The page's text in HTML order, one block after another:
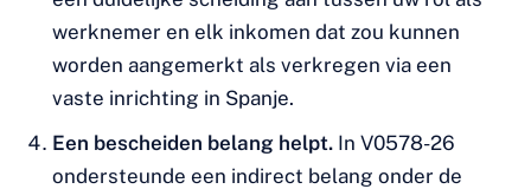
werknemer en elk inkomen dat zou kunnen
worden aangemerkt als verkregen via een
vaste inrichting in Spanje.
Een bescheiden belang helpt. In V0578-26
ondersteunde een indirect belang onder de